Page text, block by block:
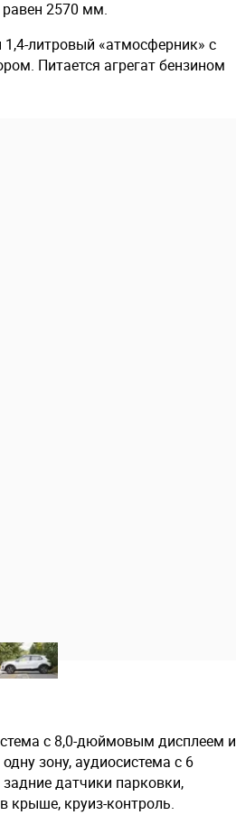
равен 2570 мм.
литровый «атмосферник» с
Питается агрегат бензином
с 8,0-дюймовым дисплеем и
зону, аудиосистема с 6
датчики парковки,
крыше, круиз-контроль.